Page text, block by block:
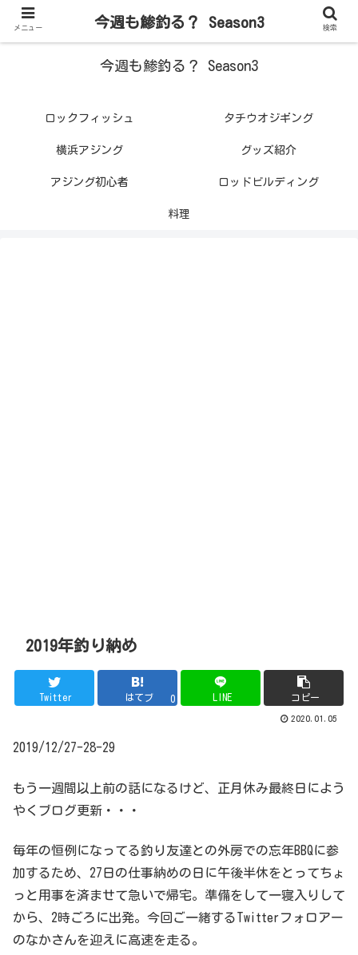
今週も鯵釣る？ Season3
ロックフィッシュ タチウオジギング
横浜アジング グッズ紹介
アジング初心者 ロッドビルディング
料理
2019年釣り納め
Twitter はてブ 0 LINE コピー
2020.01.05
2019/12/27-28-29
もう一週間以上前の話になるけど、正月休み最終日によう
やくブログ更新・・・
毎年の恒例になってる釣り友達との外房での忘年BBQに参
加するため、27日の仕事納めの日に午後半休をとってちょ
っと用事を済ませて急いで帰宅。準備をして一寝入りして
から、2時ごろに出発。今回ご一緒するTwitterフォロアー
のなかさんを迎えに高速を走る。
メニュー 今週も鯵釣る？ Season3 検索